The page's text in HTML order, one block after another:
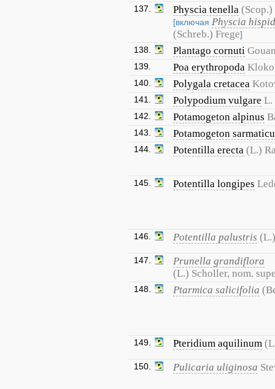
137. Physcia tenella (Scop.)
[включая Physcia
(Schreb.) Frege]
138.
Plantago cornuti
139. Poa erythropoda
140. Polygala cretacea
141. Polypodium vulgare L.
142. Potamogeton alpinus
143. Potamogeton
144. Potentilla erecta (L.)
145. Potentilla longipes
146. Potentilla palustris
147.
Prunella grandiflora
(L.) Scholler, nom.
148. Ptarmica salicifolia
149. Pteridium aquilinum
150. Pulicaria uliginosa